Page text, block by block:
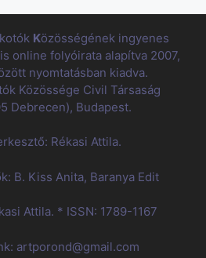
Közösségének ingyenes
online folyóirata alapítva 2007,
nyomtatásban kiadva.
Közössége Civil Társaság
Debrecen), Budapest.
Rékasi Attila.
B. Kiss Anita, Baranya Edit
Attila. * ISSN: 1789-1167
artporond@gmail.com